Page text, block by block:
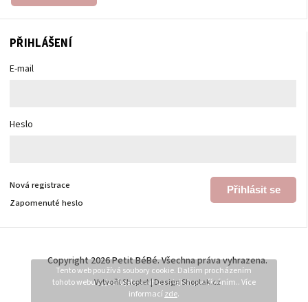
Tento web používá soubory cookie. Dalším procházením
tohoto webu vyjadřujete souhlas s jejich používáním.. Více
informacízde.
PŘIHLÁŠENÍ
E-mail
Heslo
Přihlásit se
Nová registrace
Zapomenuté heslo
Copyright 2026Petit BéBé. Všechna práva vyhrazena.
VytvořilShoptet| DesignShoptak.cz